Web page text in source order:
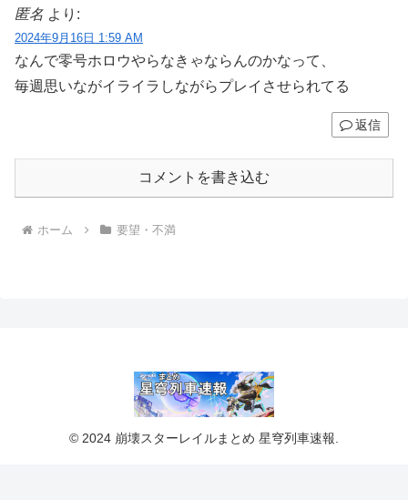
匿名 より:
2024年9月16日 1:59 AM
なんで零号ホロウやらなきゃならんのかなって、
毎週思いながイライラしながらプレイさせられてる
返信
コメントを書き込む
ホーム 要望・不満
© 2024 崩壊スターレイルまとめ 星穹列車速報.